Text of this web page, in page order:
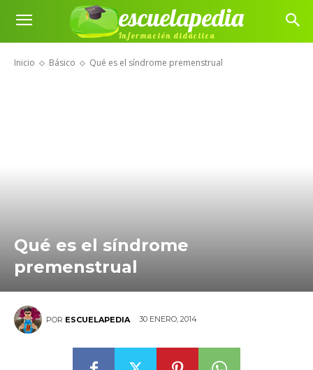
escuelapedia
Información didáctica
Inicio Básico Qué es el síndrome premenstrual
Qué es el síndrome
premenstrual
POR ESCUELAPEDIA 30 ENERO, 2014